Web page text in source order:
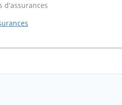
d'assurances